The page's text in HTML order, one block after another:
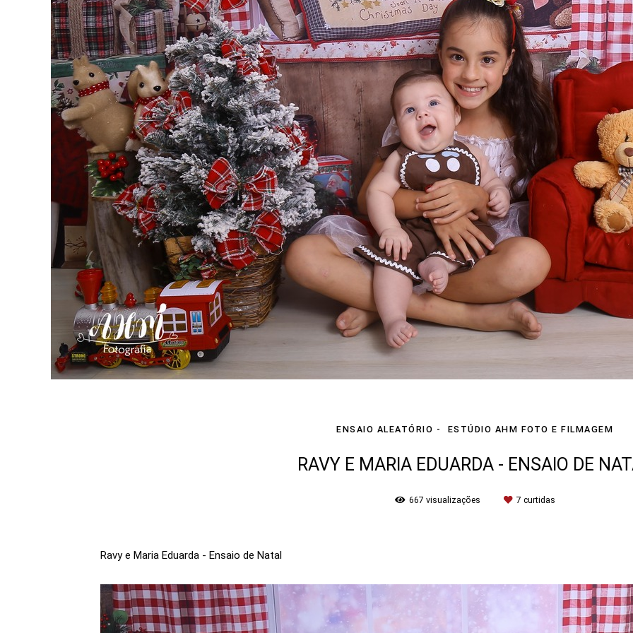
ENSAIO ALEATÓRIO ESTÚDIO AHM FOTO E FILMAGEM
RAVY E MARIA EDUARDA - ENSAIO DE
667 visualizações 7 curtidas
Ravy e Maria Eduarda - Ensaio de Natal